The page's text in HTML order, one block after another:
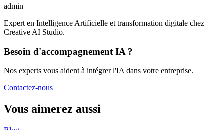
admin
Expert en Intelligence Artificielle et transformation digitale chez
Creative AI Studio.
Besoin d'accompagnement IA ?
Nos experts vous aident à intégrer l'IA dans votre entreprise.
Contactez-nous
Vous aimerez aussi